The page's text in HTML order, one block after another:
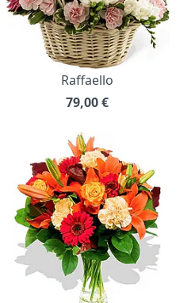
Raffaello
79,00€